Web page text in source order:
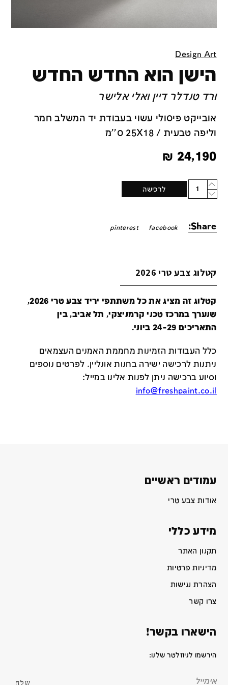
Design Art
הישן הוא החדש החדש
ורד טנדלר דיין ואלי אלישר
אובייקט פיסולי עשוי בעבודת יד המשלב חמר
וליפה טבעית / 25X18 ס''מ
24,190
₪
Quantity
לרכישה
Share:
facebook
pinterest
קטלוג צבע טרי 2026
קטלוג זה מציג את כל משתתפי יריד צבע טרי 2026,
שנערך במרכז טכני קרמניצקי, תל אביב, בין
התאריכים 24-29 ביוני.
כלל העבודות הזמינות מחממת האמנים העצמאים
ניתנות לרכישה ישירה בחנות אונליין. לפרטים נוספים
וסיוע ברכישה ניתן לפנות אלינו במייל:
info@freshpaint.co.il
עמודים ראשיים
אודות צבע טרי
מידע כללי
תקנון האתר
מדיניות פרטיות
הצהרת נגישות
צרו קשר
הישארו בקשר!
הירשמו לניוזלטר שלנו: